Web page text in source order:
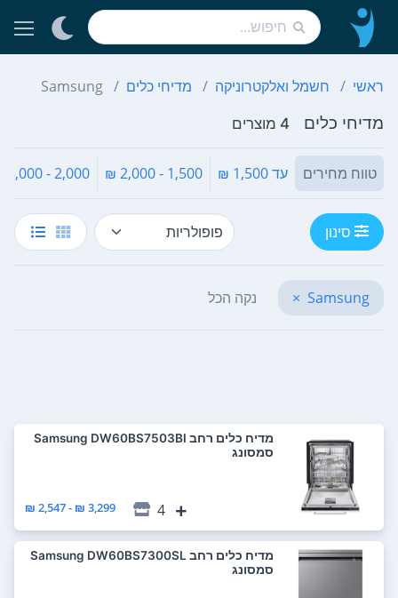
ראשי חשמל ואלקטרוניקה מדיחי כלים Samsung
מדיחי כלים 4 מוצרים
טווח מחירים עד 1,500 ₪ 1,500 - 2,000 ₪
2,000 - 3,000 ₪
סינון
Samsung
× נקה הכל
מדיח כלים ‏רחב Samsung DW60BS7503BI
סמסונג
4
3,299 ₪ - 2,547 ₪
מדיח כלים ‏רחב Samsung DW60BS7300SL
סמסונג